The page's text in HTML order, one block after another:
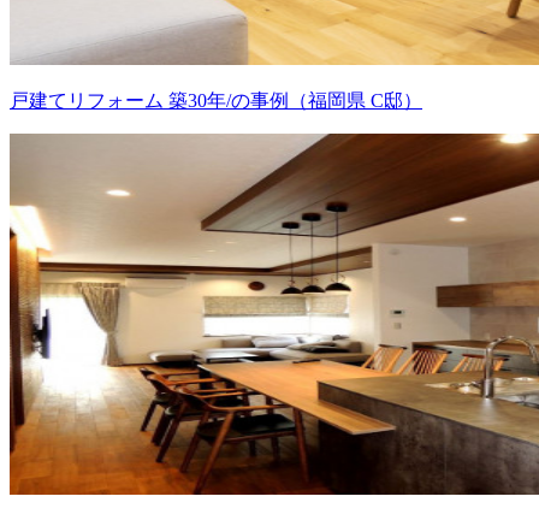
戸建てリフォーム 築30年/の事例（福岡県 C邸）